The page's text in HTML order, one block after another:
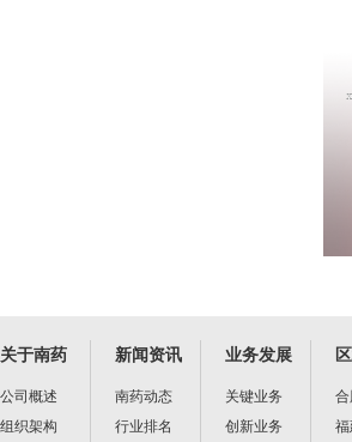
关于南药
公司概述
组织架构
新闻资讯
南药动态
行业排名
业务发展
关键业务
创新业务
合